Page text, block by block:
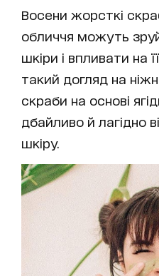
Восени жорсткі
обличчя можуть
шкіри і впливати на
такий догляд на
скраби на основі
дбайливо й лагідно
шкіру.